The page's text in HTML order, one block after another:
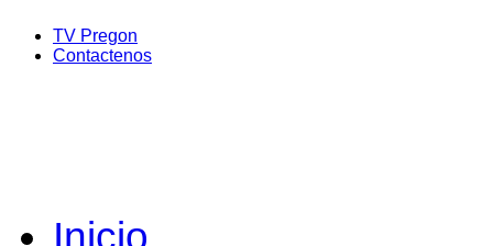
TV Pregon
Contactenos
Inicio